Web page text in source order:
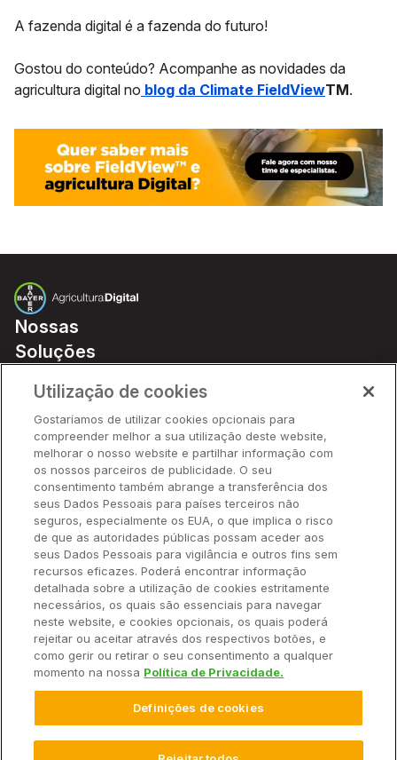
A fazenda digital é a fazenda do futuro!
Gostou do conteúdo? Acompanhe as novidades da
agricultura digital no blog da Climate FieldViewTM.
Nossas
Soluções
Parceiros
Hardware
Ajuda Rápida
Recursos
Empresa
Contato
© 2025 Climate LLC. Todos os direitos reservados.
Termos de Serviço
Declaração de Privacidade Perguntas e Respostas
Isenção de Responsabilidade
Utilização de cookies
Gostaríamos de utilizar cookies opcionais para
compreender melhor a sua utilização deste website,
melhorar o nosso website e partilhar informação com
os nossos parceiros de publicidade. O seu
consentimento também abrange a transferência dos
seus Dados Pessoais para países terceiros não
seguros, especialmente os EUA, o que implica o risco
de que as autoridades públicas possam aceder aos
seus Dados Pessoais para vigilância e outros fins sem
recursos eficazes. Poderá encontrar informação
detalhada sobre a utilização de cookies estritamente
necessários, os quais são essenciais para navegar
neste website, e cookies opcionais, os quais poderá
rejeitar ou aceitar através dos respectivos botões, e
como gerir ou retirar o seu consentimento a qualquer
momento na nossa Política de Privacidade.
Definições de cookies